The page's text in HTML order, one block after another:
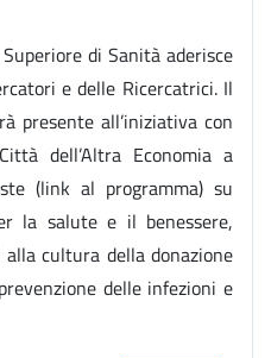
di Sanità aderisce
e delle Ricercatrici. Il
presente all’iniziativa con
dell’Altra Economia a
(link al programma) su
la salute e il benessere,
cultura della donazione
delle infezioni e